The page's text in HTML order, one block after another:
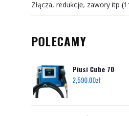
Złącza, redukcje, zawory itp
POLECAMY
Piusi Cube 70
2,590.00zł